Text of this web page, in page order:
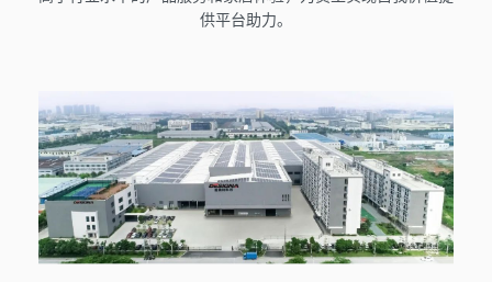
供平台助力。